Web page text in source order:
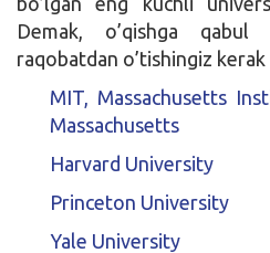
Demak, o’qishga
raqobatdan o’tishingiz kerak
MIT, Massachusetts
Massachusetts
Harvard University
Princeton University
Yale University